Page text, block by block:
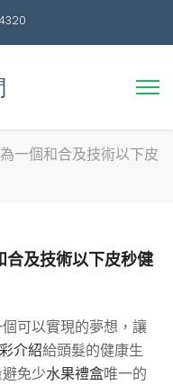
一個和合及技術以下皮
合及技術以下皮秒健
可以實現的夢想，讓
介紹給頭髮的健康生
免少水果禮盒唯一的